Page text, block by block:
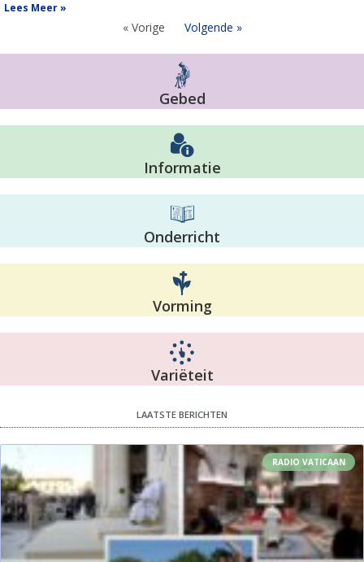
Lees Meer »
« Vorige Volgende »
Gebed
Informatie
Onderricht
Vorming
Variëteit
LAATSTE BERICHTEN
RADIO VATICAAN